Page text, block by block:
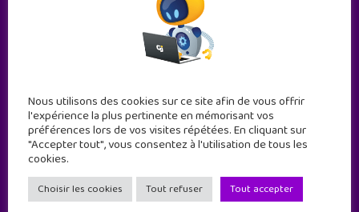
Geek Junior est le premier site de culture numérique
à destination des adolescents.
Nous utilisons des cookies sur ce site afin de vous offrir
l'expérience la plus pertinente en mémorisant vos
préférences lors de vos visites répétées. En cliquant sur
"Accepter tout", vous consentez à l'utilisation de tous les
cookies.
Choisir les cookies Tout refuser Tout accepter